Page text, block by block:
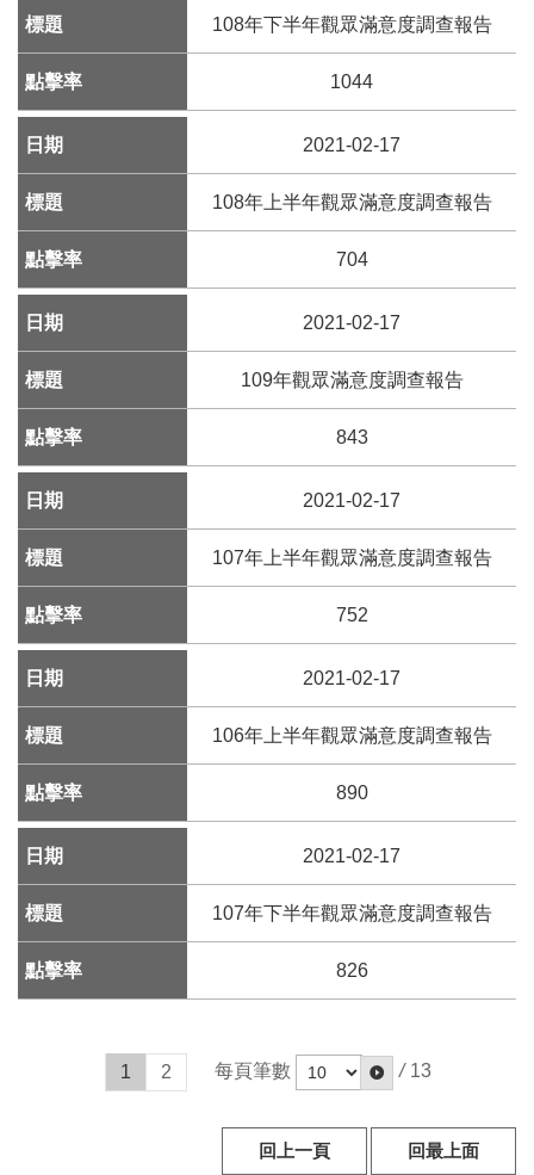
E
n
i
s
網
站
導
F
a
c
e
o
k
Y
o
u
b
e
V
e
o
C
a
108年下半年觀眾滿意度調查報告
1044
2021-02-17
108年上半年觀眾滿意度調查報告
704
2021-02-17
109年觀眾滿意度調查報告
843
2021-02-17
107年上半年觀眾滿意度調查報告
752
2021-02-17
106年上半年觀眾滿意度調查報告
890
2021-02-17
107年下半年觀眾滿意度調查報告
826
1 2 每頁筆數 / 13
回上一頁 回最上面